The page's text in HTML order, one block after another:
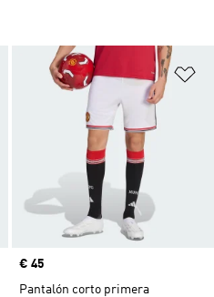
Añadir a la lista de deseos
Precio
€ 45
Pantalón corto primera